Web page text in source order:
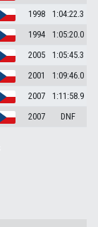
1998
1:04:22.3
1994
1:05:20.0
2005
1:05:45.3
2001
1:09:46.0
2007
1:11:58.9
2007 DNF